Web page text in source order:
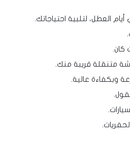
كان.
متنقلة قريبة منك.
وبكفاءة عالية.